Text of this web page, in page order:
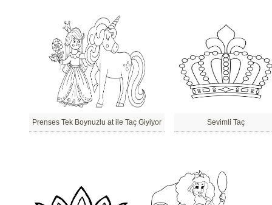
Prenses Tek Boynuzlu at ile Taç Giyiyor Sevimli Taç